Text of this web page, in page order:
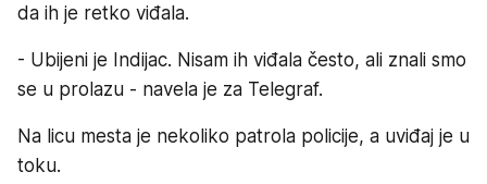
da ih je retko viđala.
- Ubijeni je Indijac. Nisam ih viđala često, ali znali smo
se u prolazu - navela je za Telegraf.
Na licu mesta je nekoliko patrola policije, a uviđaj je u
toku.